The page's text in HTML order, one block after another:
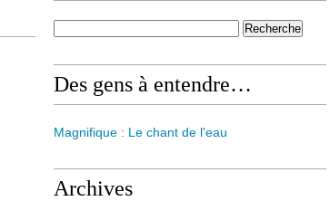
Des gens à entendre…
Magnifique : Le chant de l'eau
Archives